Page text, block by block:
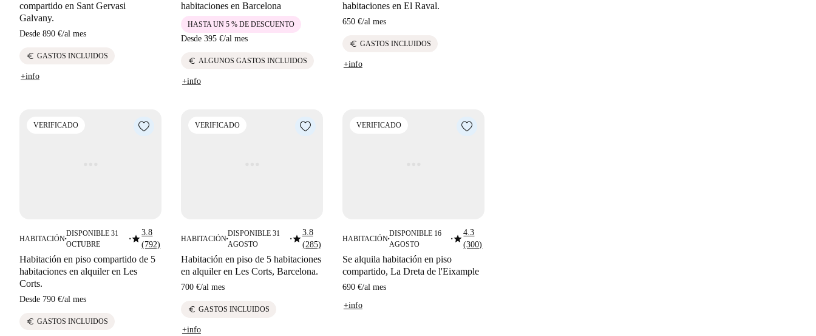
compartido en Sant Gervasi
Galvany.
Desde 890 €/al mes
euro GASTOS INCLUIDOS
+info
habitaciones en Barcelona
Desde 395 €/al mes
HASTA UN 5 % DE DESCUENTO
euro ALGUNOS GASTOS INCLUIDOS
+info
habitaciones en El Raval.
650 €/al mes
euro GASTOS INCLUIDOS
+info
VERIFICADO
HABITACIÓN■
DISPONIBLE 31
OCTUBRE
■star3.8
(792)
Habitación en piso compartido de 5
habitaciones en alquiler en Les
Corts.
Desde 790 €/al mes
euro GASTOS INCLUIDOS
VERIFICADO
HABITACIÓN■
DISPONIBLE 31
AGOSTO
■star3.8
(285)
Habitación en piso de 5 habitaciones
en alquiler en Les Corts, Barcelona.
700 €/al mes
euro GASTOS INCLUIDOS
+info
VERIFICADO
HABITACIÓN■
DISPONIBLE 16
AGOSTO
■star4.3
(300)
Se alquila habitación en piso
compartido, La Dreta de l'Eixample
690 €/al mes
+info